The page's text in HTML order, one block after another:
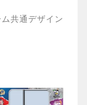
共通デザイン